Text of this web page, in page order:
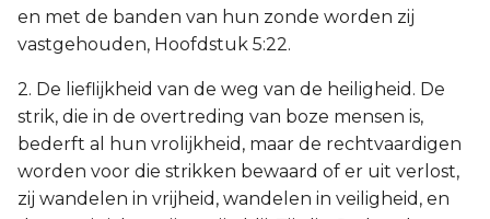
en met de banden van hun zonde worden zij
vastgehouden, Hoofdstuk 5:22.
2. De lieflijkheid van de weg van de heiligheid. De
strik, die in de overtreding van boze mensen is,
bederft al hun vrolijkheid, maar de rechtvaardigen
worden voor die strikken bewaard of er uit verlost,
zij wandelen in vrijheid, wandelen in veiligheid, en